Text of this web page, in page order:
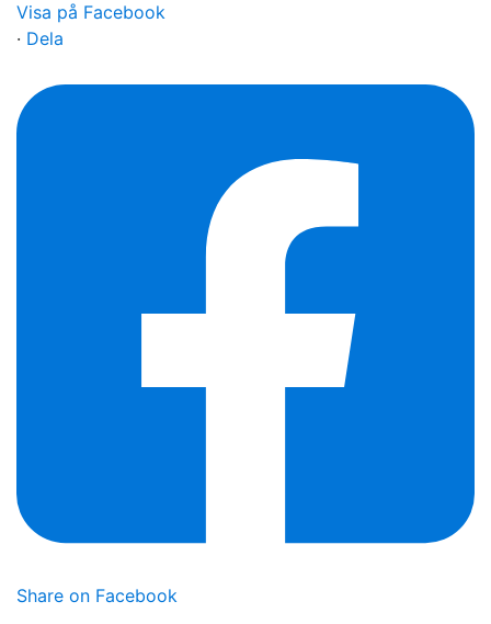
Visa på Facebook
· Dela
Share on Facebook